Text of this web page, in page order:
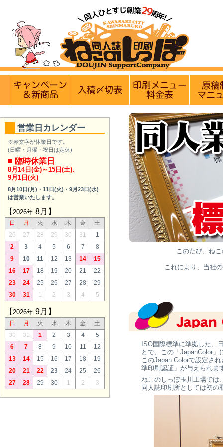
【営業日・休業日のお知らせ】
営業日カレンダー
※赤文字が休業日です。
(日曜・月曜・祝日は定休)
■ 臨時休業日
8月14日(金)～15日(土)、
9月1日(火)
8月10日(月) ・ 11日(火) ・ 9月23日(水)
は営業いたします。
【 2026年 8月】
日 月 火 水 木 金
土
26
27 28 29 30 31
1
2
3 4 5 6 7
8
9
10 11 12 13 14
15
16
17 18 19 20 21
22
23
24 25 26 27 28
29
30
31 1 2 3 4 5
【 2026年 9月】
日 月 火 水 木 金
土
30
31 1 2 3 4
5
6
7 8 9 10 11
12
13
14 15 16 17 18
19
20
21 22 23 24 25
26
27
28 29 30 1 2 3
このたび、ね
これにより、当社
ISO国際標準に準拠した、
とで、この「JapanColor
このJapan Colorで設定さ
準印刷認証」が与えられま
ねこのしっぽ玉川工場では
同人誌印刷所としては初の